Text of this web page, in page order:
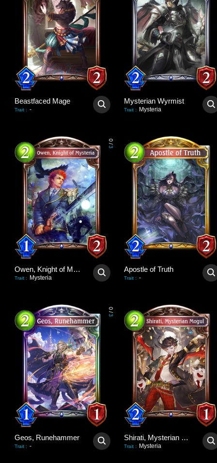
Beastfaced Mage
Trait : -
Mysterian Wyrmist
Trait : Mysteria
0
/
3
Owen, Knight of Mysteria
Trait : Mysteria
Apostle of Truth
Trait : -
0
/
3
Geos, Runehammer
Trait : -
Shirati, Mysterian Mogul
Trait : Mysteria